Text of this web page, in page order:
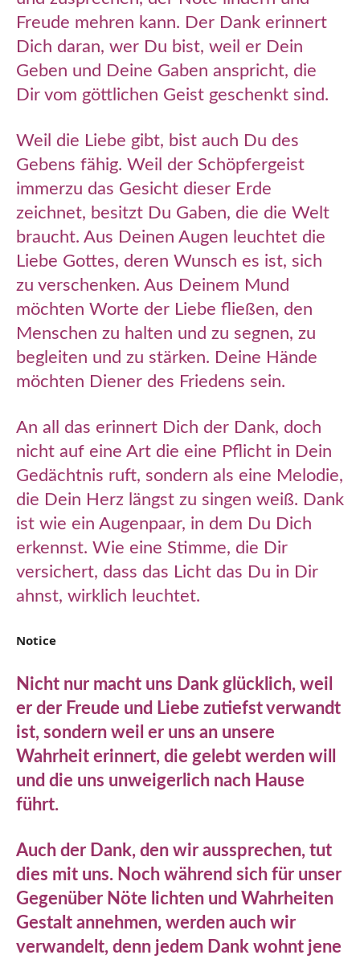
Freude mehren kann. Der Dank erinnert
Dich daran, wer Du bist, weil er Dein
Geben und Deine Gaben anspricht, die
Dir vom göttlichen Geist geschenkt sind.
Weil die Liebe gibt, bist auch Du des
Gebens fähig. Weil der Schöpfergeist
immerzu das Gesicht dieser Erde
zeichnet, besitzt Du Gaben, die die Welt
braucht. Aus Deinen Augen leuchtet die
Liebe Gottes, deren Wunsch es ist, sich
zu verschenken. Aus Deinem Mund
möchten Worte der Liebe fließen, den
Menschen zu halten und zu segnen, zu
begleiten und zu stärken. Deine Hände
möchten Diener des Friedens sein.
An all das erinnert Dich der Dank, doch
nicht auf eine Art die eine Pflicht in Dein
Gedächtnis ruft, sondern als eine Melodie,
die Dein Herz längst zu singen weiß. Dank
ist wie ein Augenpaar, in dem Du Dich
erkennst. Wie eine Stimme, die Dir
versichert, dass das Licht das Du in Dir
ahnst, wirklich leuchtet.
Notice
Nicht nur macht uns Dank glücklich, weil
er der Freude und Liebe zutiefst verwandt
ist, sondern weil er uns an unsere
Wahrheit erinnert, die gelebt werden will
und die uns unweigerlich nach Hause
führt.
Auch der Dank, den wir aussprechen, tut
dies mit uns. Noch während sich für unser
Gegenüber Nöte lichten und Wahrheiten
Gestalt annehmen, werden auch wir
verwandelt, denn jedem Dank wohnt jene